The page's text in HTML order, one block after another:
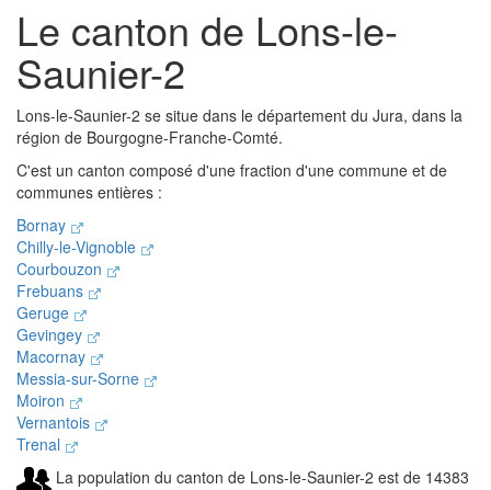
Le canton de Lons-le-
Saunier-2
Lons-le-Saunier-2 se situe dans le département du Jura, dans la
région de Bourgogne-Franche-Comté.
C'est un canton composé d'une fraction d'une commune et de
communes entières :
Bornay
Chilly-le-Vignoble
Courbouzon
Frebuans
Geruge
Gevingey
Macornay
Messia-sur-Sorne
Moiron
Vernantois
Trenal
La population du canton de Lons-le-Saunier-2 est de 14383